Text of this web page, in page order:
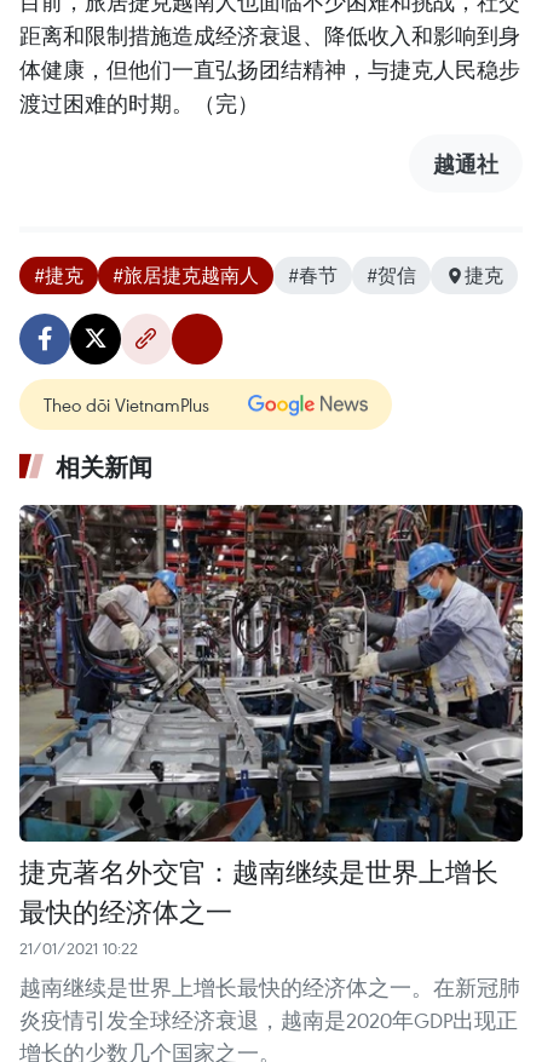
距离和限制措施造成经济衰退、降低收入和影响到身
体健康，但他们一直弘扬团结精神，与捷克人民稳步
渡过困难的时期。（完）
越通社
#捷克 #旅居捷克越南人 #春节 #贺信 捷克
Theo dõi VietnamPlus
相关新闻
捷克著名外交官：越南继续是世界上增长
最快的经济体之一
21/01/2021 10:22
越南继续是世界上增长最快的经济体之一。在新冠肺
炎疫情引发全球经济衰退，越南是2020年GDP出现正
增长的少数几个国家之一。